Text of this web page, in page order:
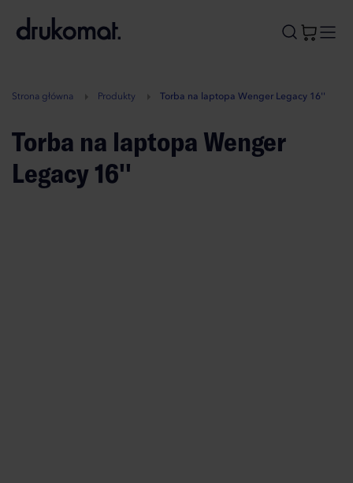
A
Strona główna Produkty Torba na laptopa Wenger Legacy 16''
Torba na laptopa Wenger
Legacy 16''